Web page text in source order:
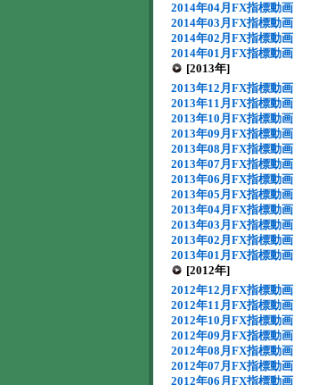
2014年04月FX指標動画
2014年03月FX指標動画
2014年02月FX指標動画
2014年01月FX指標動画
[2013年]
2013年12月FX指標動画
2013年11月FX指標動画
2013年10月FX指標動画
2013年09月FX指標動画
2013年08月FX指標動画
2013年07月FX指標動画
2013年06月FX指標動画
2013年05月FX指標動画
2013年04月FX指標動画
2013年03月FX指標動画
2013年02月FX指標動画
2013年01月FX指標動画
[2012年]
2012年12月FX指標動画
2012年11月FX指標動画
2012年10月FX指標動画
2012年09月FX指標動画
2012年08月FX指標動画
2012年07月FX指標動画
2012年06月FX指標動画